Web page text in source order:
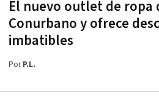
El nuevo outlet de ropa
Conurbano y ofrece
imbatibles
PorP.L.